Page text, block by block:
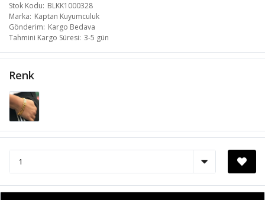
Stok Kodu BLKK1000328
Marka Kaptan Kuyumculuk
Gönderim Kargo Bedava
Tahmini Kargo Süresi 3-5 gün
Renk